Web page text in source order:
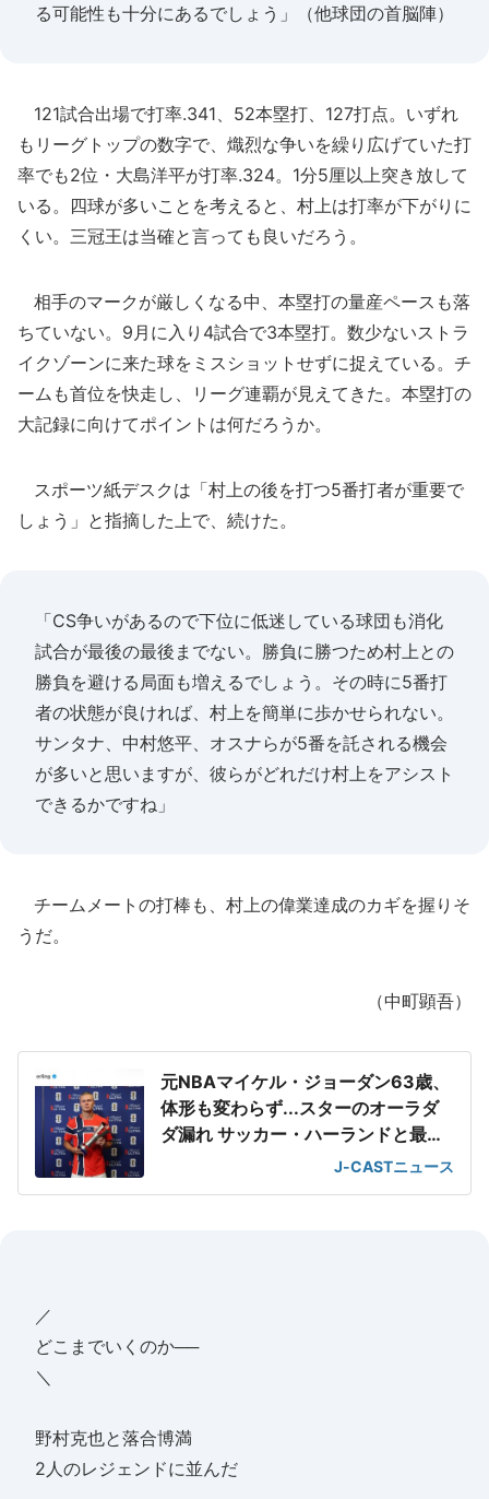
る可能性も十分にあるでしょう」（他球団の首脳陣）
121試合出場で打率.341、52本塁打、127打点。いずれ
もリーグトップの数字で、熾烈な争いを繰り広げていた打
率でも2位・大島洋平が打率.324。1分5厘以上突き放して
いる。四球が多いことを考えると、村上は打率が下がりに
くい。三冠王は当確と言っても良いだろう。
相手のマークが厳しくなる中、本塁打の量産ペースも落
ちていない。9月に入り4試合で3本塁打。数少ないストラ
イクゾーンに来た球をミスショットせずに捉えている。チ
ームも首位を快走し、リーグ連覇が見えてきた。本塁打の
大記録に向けてポイントは何だろうか。
スポーツ紙デスクは「村上の後を打つ5番打者が重要で
しょう」と指摘した上で、続けた。
「CS争いがあるので下位に低迷している球団も消化
試合が最後の最後までない。勝負に勝つため村上との
勝負を避ける局面も増えるでしょう。その時に5番打
者の状態が良ければ、村上を簡単に歩かせられない。
サンタナ、中村悠平、オスナらが5番を託される機会
が多いと思いますが、彼らがどれだけ村上をアシスト
できるかですね」
チームメートの打棒も、村上の偉業達成のカギを握りそ
うだ。
（中町顕吾）
元NBAマイケル・ジョーダン63歳、
体形も変わらず...スターのオーラダ
ダ漏れ サッカー・ハーランドと最強
J-CASTニュース
／
どこまでいくのか──
＼
野村克也と落合博満
2人のレジェンドに並んだ